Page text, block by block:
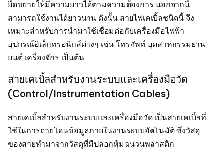
ยืดขยายให้มีความยาวได้ตามความต้องการ นอกจากนี้
สามารถใช้งานได้ยาวนาน ดังนั้น สายไฟเคเบิ้ลชนิดนี้ จึง
เหมาะสำหรับการนำมาใช้เชื่อมต่อกับเครื่องมือไฟฟ้า
อุปกรณ์อิเล็กทรอนิกส์ต่างๆ เช่น โทรศัพท์ อุตสาหกรรมยาน
ยนต์ เครื่องจักร เป็นต้น
สายเคเบิ้ลสำหรับงานระบบและเครื่องมือวัด
(Control/Instrumentation Cables)
สายเคเบิ้ลสำหรับงานระบบและเครื่องมือวัด เป็นสายเคเบิ้ลที่
ใช้ในการถ่ายโอนข้อมูลภายในงานระบบอัตโนมัติ ซึ่งวัสดุ
ของสายทำมาจากวัสดุที่มีปลอกหุ้มฉนวนพลาสติก